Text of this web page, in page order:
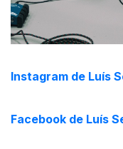
Instagram de Luís
Facebook de Luís